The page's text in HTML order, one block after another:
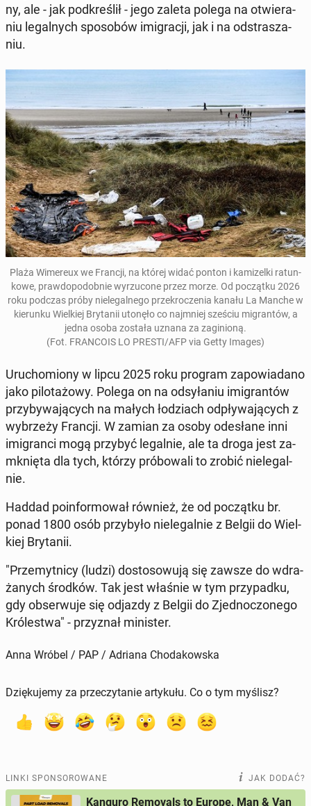
ny, ale - jak pod­kre­ślił - jego zaleta polega na otwie­ra­
niu le­gal­nych spo­so­bów imi­gra­cji, jak i na od­stra­sza­
niu.
Plaża Wi­me­reux we Francji, na której widać ponton i ka­mi­zel­ki ra­tun­
ko­we, praw­do­po­dob­nie wy­rzu­co­ne przez morze. Od po­cząt­ku 2026
roku podczas próby nie­le­gal­ne­go prze­kro­cze­nia kanału La Manche w
kie­run­ku Wiel­kiej Bry­ta­nii utonęło co naj­mniej sześciu mi­gran­tów, a
jedna osoba została uznana za za­gi­nio­ną.
(Fot. FRAN­CO­IS LO PRESTI/AFP via Getty Images)
Uru­cho­mio­ny w lipcu 2025 roku program za­po­wia­da­no
jako pi­lo­ta­żo­wy. Polega on na od­sy­ła­niu imi­gran­tów
przy­by­wa­ją­cych na małych ło­dziach od­pły­wa­ją­cych z
wy­brze­ży Francji. W zamian za osoby ode­sła­ne inni
imi­gran­ci mogą przybyć le­gal­nie, ale ta droga jest za­
mknię­ta dla tych, którzy pró­bo­wa­li to zrobić nie­le­gal­
nie.
Haddad po­in­for­mo­wał również, że od po­cząt­ku br.
ponad 1800 osób przy­by­ło nie­le­gal­nie z Belgii do Wiel­
kiej Bry­ta­nii.
"Prze­myt­ni­cy (ludzi) do­sto­so­wu­ją się zawsze do wdra­
ża­nych środków. Tak jest właśnie w tym przy­pad­ku,
gdy ob­ser­wu­je się odjazdy z Belgii do Zjed­no­czo­ne­go
Kró­le­stwa" - przy­znał mi­ni­ster.
Anna Wróbel / PAP / Adriana Chodakowska
Dziękujemy za przeczytanie artykułu. Co o tym myślisz?
LINKI SPONSOROWANE JAK DODAĆ?
Kanguro Removals to Europe, Man & Van